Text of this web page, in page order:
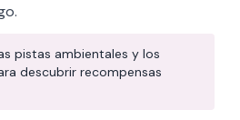
pistas ambientales y los
descubrir recompensas